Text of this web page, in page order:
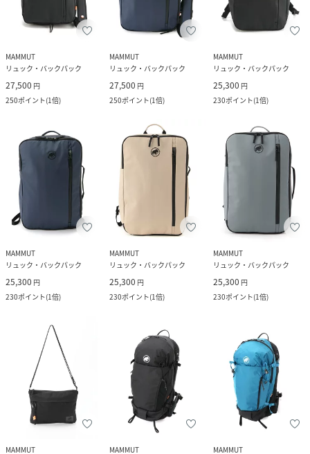
MAMMUT
リュック・バックパック
27,500 円
250ポイント(1倍)
MAMMUT
リュック・バックパック
27,500 円
250ポイント(1倍)
MAMMUT
リュック・バックパック
25,300 円
230ポイント(1倍)
MAMMUT
リュック・バックパック
25,300 円
230ポイント(1倍)
MAMMUT
リュック・バックパック
25,300 円
230ポイント(1倍)
MAMMUT
リュック・バックパック
25,300 円
230ポイント(1倍)
MAMMUT MAMMUT MAMMUT